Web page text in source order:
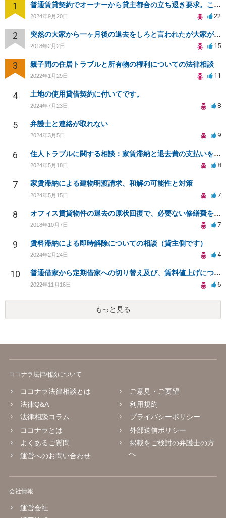
1 普通賃貸契約でオーナーから貸主都合の立ち退き要求。このまま住み続けるには？
2024年9月20日 22
2 突然の大家から一ヶ月後の退去をしろと言われたが大家が損害請求に応じない
2018年2月2日 15
3 親子間の住居トラブルと所有物の権利についての法律相談
2022年1月29日 11
4 土地の使用貸借契約に付いてです。
2024年7月23日 8
5 弁護士と連絡が取れない
2024年3月5日 9
6 住人トラブルに関する相談：家賃滞納と退去費の支払いを拒否され、管理鍵の横領も発生
2024年5月18日 8
7 家賃滞納による建物明渡請求、和解の可能性と対策
2024年5月15日 7
8 オフィス賃貸物件の退去の原状回復で、必要ない修繕費を請求されている
2018年10月7日 7
9 賃料滞納による即時解除についての相談（貸主側です）
2024年2月24日 4
10 普通借家から定期借家への切り替え及び、賃料値上げについて
2022年11月16日 6
もっと見る
ココナラ法律相談について
ココナラ法律相談とは
法律Q&A
法律相談コラム
ココナラとは
よくあるご質問
運営へのお問い合わせ
ご意見・ご要望
利用規約
プライバシーポリシー
外部送信ポリシー
掲載をご検討の弁護士の方
へ
会社情報
運営会社